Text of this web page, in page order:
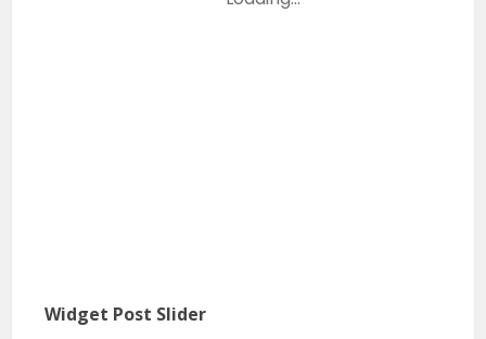
Widget Post Slider
Micro Agri : Comment a été la vie à l’Agro boot